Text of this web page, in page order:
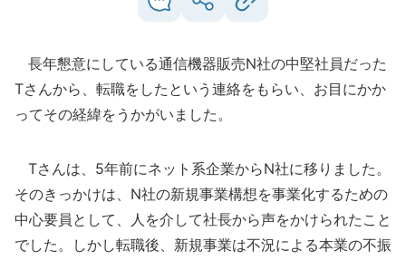
長年懇意にしている通信機器販売N社の中堅社員だった
Tさんから、転職をしたという連絡をもらい、お目にかか
ってその経緯をうかがいました。
Tさんは、5年前にネット系企業からN社に移りました。
そのきっかけは、N社の新規事業構想を事業化するための
中心要員として、人を介して社長から声をかけられたこと
でした。しかし転職後、新規事業は不況による本業の不振